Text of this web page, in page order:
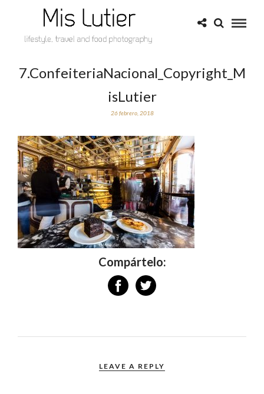
7.ConfeiteriaNacional_Copyright_M
isLutier
26 febrero, 2018
Compártelo:
LEAVE A REPLY